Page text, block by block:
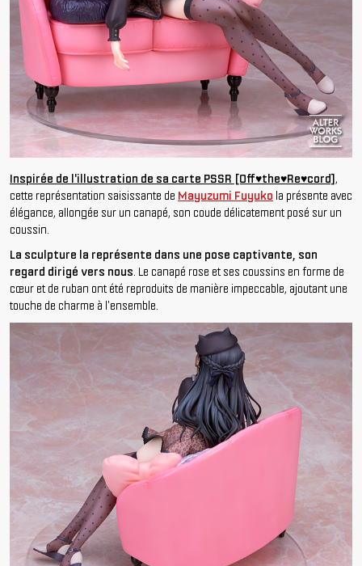
Inspirée de l'illustration de sa carte PSSR [Off♥the♥Re♥cord],
cette représentation saisissante de Mayuzumi Fuyuko la présente avec
élégance, allongée sur un canapé, son coude délicatement posé sur un
coussin.
La sculpture la représente dans une pose captivante, son
regard dirigé vers nous . Le canapé rose et ses coussins en forme de
cœur et de ruban ont été reproduits de manière impeccable, ajoutant une
touche de charme à l'ensemble.